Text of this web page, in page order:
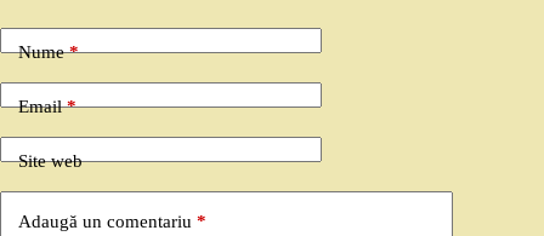
Nume*
Email*
Site web
Adaugă un comentariu *